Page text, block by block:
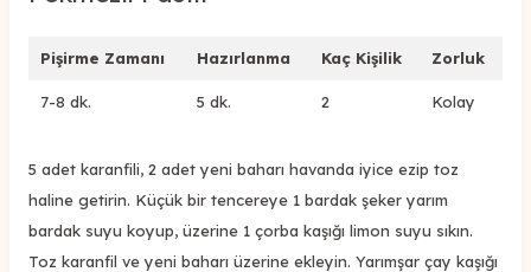
Pişirme Zamanı Hazırlanma Kaç Kişilik Zorluk
7-8 dk. 5 dk. 2 Kolay
5 adet karanfili, 2 adet yeni baharı havanda iyice ezip toz
haline getirin. Küçük bir tencereye 1 bardak şeker yarım
bardak suyu koyup, üzerine 1 çorba kaşığı limon suyu sıkın.
Toz karanfil ve yeni baharı üzerine ekleyin. Yarımşar çay kaşığı